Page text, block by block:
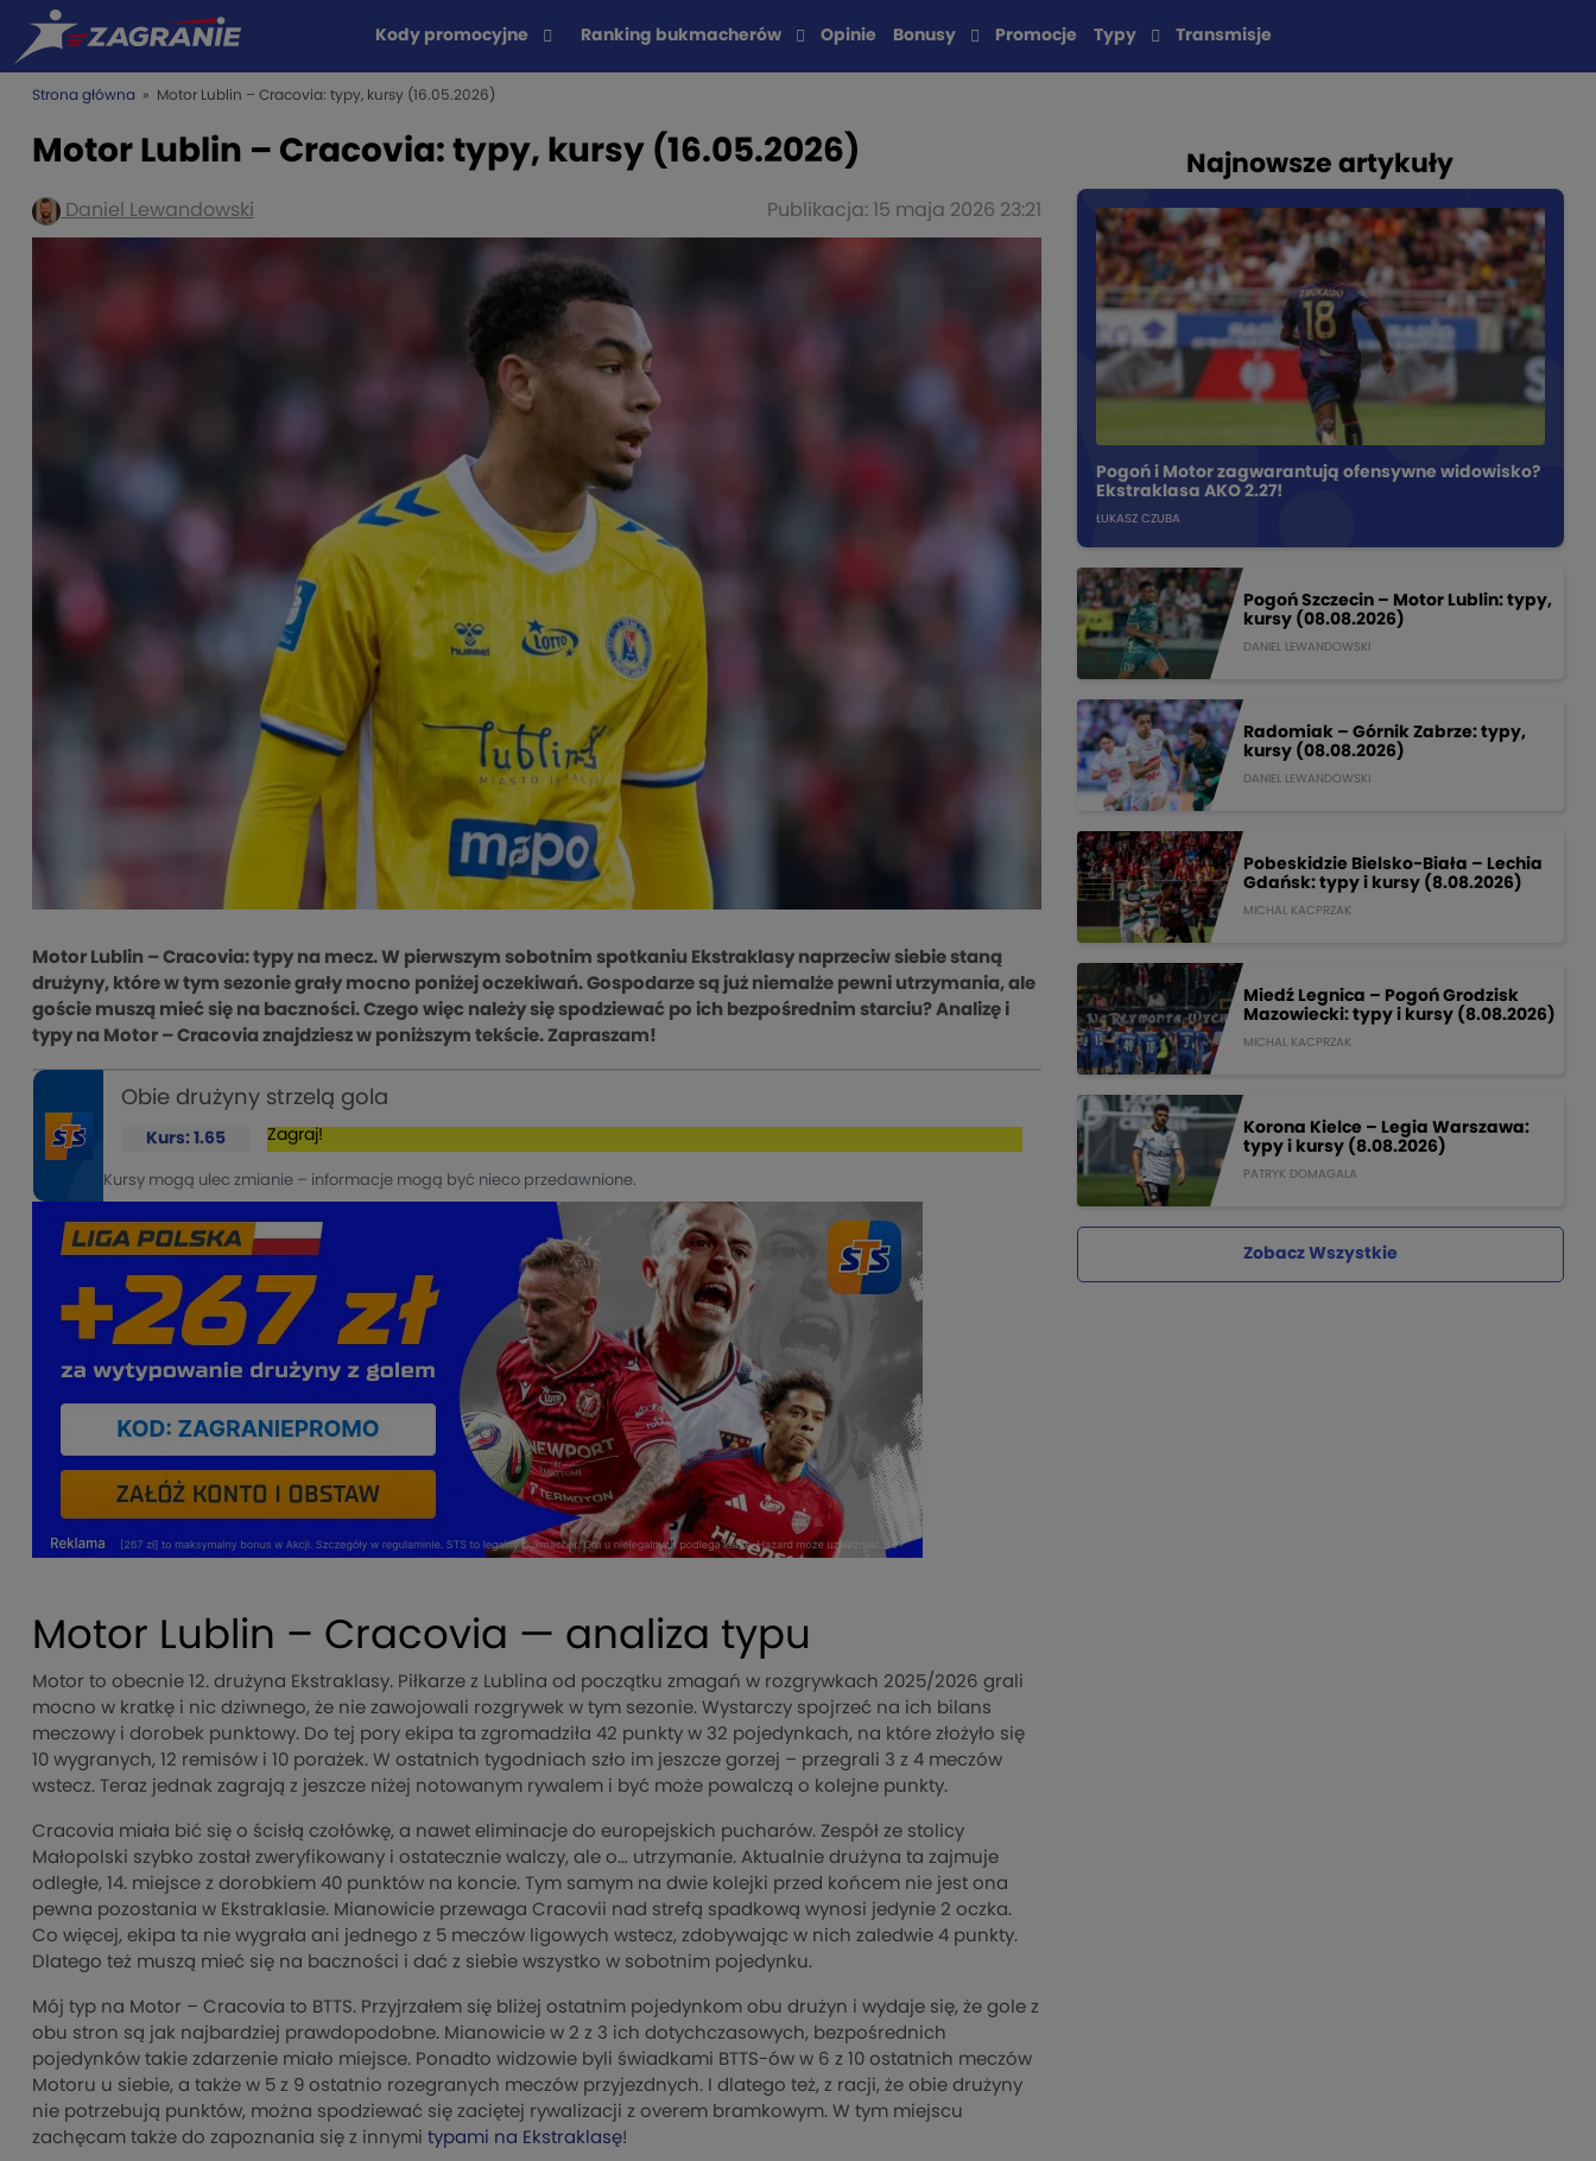
Kody promocyjne Ranking bukmacherów Opinie Bonusy Promocje Typy Transmisje
Strona główna » Motor Lublin – Cracovia: typy, kursy (16.05.2026)
Motor Lublin – Cracovia: typy, kursy (16.05.2026)
Daniel Lewandowski Publikacja: 15 maja 2026 23:21
Motor Lublin – Cracovia: typy na mecz. W pierwszym sobotnim spotkaniu Ekstraklasy naprzeciw siebie staną
drużyny, które w tym sezonie grały mocno poniżej oczekiwań. Gospodarze są już niemalże pewni utrzymania, ale
goście muszą mieć się na baczności. Czego więc należy się spodziewać po ich bezpośrednim starciu? Analizę i
typy na Motor – Cracovia znajdziesz w poniższym tekście. Zapraszam!
Obie drużyny strzelą gola
Kurs: 1.65 Zagraj!
Kursy mogą ulec zmianie – informacje mogą być nieco przedawnione.
Motor Lublin – Cracovia — analiza typu
Motor to obecnie 12. drużyna Ekstraklasy. Piłkarze z Lublina od początku zmagań w rozgrywkach 2025/2026 grali
mocno w kratkę i nic dziwnego, że nie zawojowali rozgrywek w tym sezonie. Wystarczy spojrzeć na ich bilans
meczowy i dorobek punktowy. Do tej pory ekipa ta zgromadziła 42 punkty w 32 pojedynkach, na które złożyło się
10 wygranych, 12 remisów i 10 porażek. W ostatnich tygodniach szło im jeszcze gorzej – przegrali 3 z 4 meczów
wstecz. Teraz jednak zagrają z jeszcze niżej notowanym rywalem i być może powalczą o kolejne punkty.
Cracovia miała bić się o ścisłą czołówkę, a nawet eliminacje do europejskich pucharów. Zespół ze stolicy
Małopolski szybko został zweryfikowany i ostatecznie walczy, ale o… utrzymanie. Aktualnie drużyna ta zajmuje
odległe, 14. miejsce z dorobkiem 40 punktów na koncie. Tym samym na dwie kolejki przed końcem nie jest ona
pewna pozostania w Ekstraklasie. Mianowicie przewaga Cracovii nad strefą spadkową wynosi jedynie 2 oczka.
Co więcej, ekipa ta nie wygrała ani jednego z 5 meczów ligowych wstecz, zdobywając w nich zaledwie 4 punkty.
Dlatego też muszą mieć się na baczności i dać z siebie wszystko w sobotnim pojedynku.
Mój typ na Motor – Cracovia to BTTS. Przyjrzałem się bliżej ostatnim pojedynkom obu drużyn i wydaje się, że gole z
obu stron są jak najbardziej prawdopodobne. Mianowicie w 2 z 3 ich dotychczasowych, bezpośrednich
pojedynków takie zdarzenie miało miejsce. Ponadto widzowie byli świadkami BTTS-ów w 6 z 10 ostatnich meczów
Motoru u siebie, a także w 5 z 9 ostatnio rozegranych meczów przyjezdnych. I dlatego też, z racji, że obie drużyny
nie potrzebują punktów, można spodziewać się zaciętej rywalizacji z overem bramkowym. W tym miejscu
zachęcam także do zapoznania się z innymi typami na Ekstraklasę!
Najnowsze artykuły
Pogoń i Motor zagwarantują ofensywne widowisko?
Ekstraklasa AKO 2.27!
ŁUKASZ CZUBA
Pogoń Szczecin – Motor Lublin: typy,
kursy (08.08.2026)
DANIEL LEWANDOWSKI
Radomiak – Górnik Zabrze: typy,
kursy (08.08.2026)
DANIEL LEWANDOWSKI
Pobeskidzie Bielsko-Biała – Lechia
Gdańsk: typy i kursy (8.08.2026)
MICHAL KACPRZAK
Miedź Legnica – Pogoń Grodzisk
Mazowiecki: typy i kursy (8.08.2026)
MICHAL KACPRZAK
Korona Kielce – Legia Warszawa:
typy i kursy (8.08.2026)
PATRYK DOMAGALA
Zobacz Wszystkie